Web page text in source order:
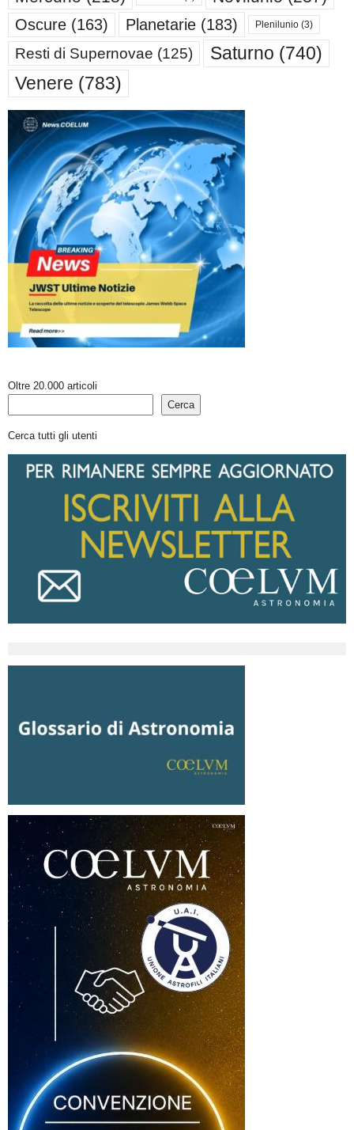
Oscure (163) Planetarie (183) Plenilunio (3)
Resti di Supernovae (125) Saturno (740)
Venere (783)
Oltre 20.000 articoli
Cerca
Cerca tutti gli utenti